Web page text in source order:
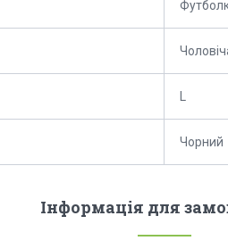
Чорний
Інформація для